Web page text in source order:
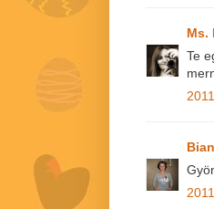
Ms.
Te